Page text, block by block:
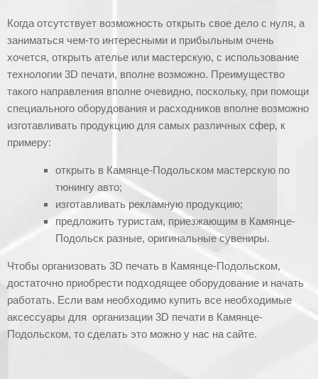
Когда отсутствует возможность открыть свое дело с нуля, а
заниматься чем-то интересными и прибыльным очень
хочется, открыть ателье или мастерскую, с использование
технологии 3D печати, вполне возможно. Преимущество
такого направления вполне очевидно, поскольку, при помощи
специального оборудования и расходников вполне возможно
изготавливать продукцию для самых различных сфер, к
примеру:
открыть в Камянце-Подольском мастерскую по
тюнингу авто;
изготавливать рекламную продукцию;
предложить туристам, приезжающим в Камянце-
Подольск разные, оригинальные сувениры.
Чтобы организовать 3D печать в Камянце-Подольском,
достаточно приобрести подходящее оборудование и начать
работать. Если вам необходимо купить все необходимые
аксессуары для организации 3D печати в Камянце-
Подольском, то сделать это можно у нас на сайте.